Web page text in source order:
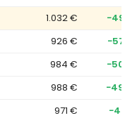
1.032 €
−492
926 €
−578
984 €
−505
988 €
−495
971 €
−491